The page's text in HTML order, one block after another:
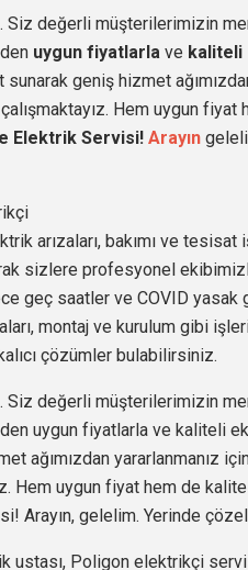
Siz değerli müşterilerimizin
uygun fiyatlarla ve kaliteli
geniş hizmet
Hem uygun fiyat
Elektrik Servisi! Arayın
arızaları, bakımı ve tesisat
sizlere profesyonel
geç saatler ve COVID yasak
montaj ve kurulum gibi
çözümler bulabilirsiniz.
Siz değerli müşterilerimizin
uygun fiyatlarla ve kaliteli
ağımızdan yararlanmanız
Hem uygun fiyat hem de
Arayın, gelelim. Yerinde
ustası, Poligon elektrikçi